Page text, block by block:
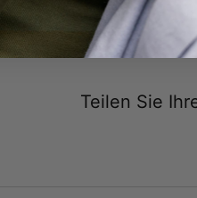
Teilen Sie